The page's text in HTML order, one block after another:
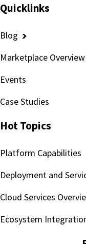
Quicklinks
Blog
Marketplace Overview
Events
Case Studies
Hot Topics
Platform Capabilities
Deployment and
Cloud Services
Ecosystem